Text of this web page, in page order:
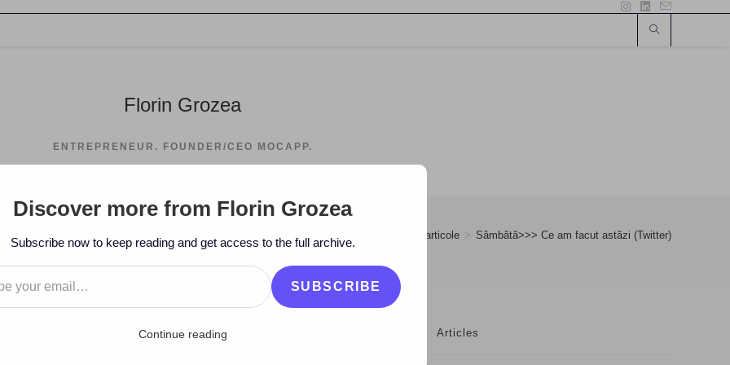
Florin Grozea
ENTREPRENEUR. FOUNDER/CEO MOCAPP.
November 11 Cele mai bune articole > Sâmbătă>>> Ce am facut astăzi (Twitter)
astăzi (Twitter) Articles
Discover more from Florin Grozea
Subscribe now to keep reading and get access to the full archive.
SUBSCRIBE
Continue reading